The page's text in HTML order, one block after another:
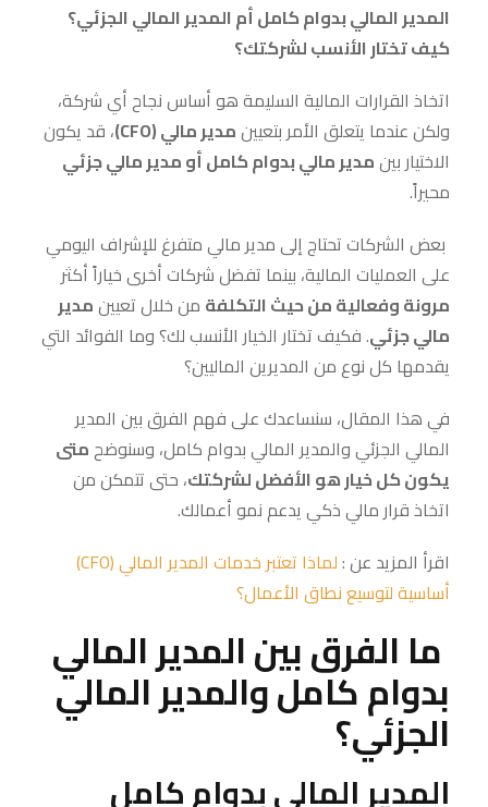
المدير المالي بدوام كامل أم المدير المالي الجزئي؟
كيف تختار الأنسب لشركتك؟
اتخاذ القرارات المالية السليمة هو أساس نجاح أي شركة،
ولكن عندما يتعلق الأمر بتعيينمدير مالي (CFO)
، قد يكون
الاختيار بينمدير مالي بدوام كامل أو مدير مالي جزئي
محيراً.
بعض الشركات تحتاج إلى مدير مالي متفرغ للإشراف اليومي
على العمليات المالية، بينما تفضل شركات أخرى خياراً أكثر
مرونة وفعالية من حيث التكلفة من خلال تعيينمدير
مالي جزئي. فكيف تختار الخيار الأنسب لك؟ وما الفوائد التي
يقدمها كل نوع من المديرين الماليين؟
في هذا المقال، سنساعدك على فهم الفرق بين المدير
المالي الجزئي والمدير المالي بدوام كامل، وسنوضحمتى
يكون كل خيار هو الأفضل لشركتك، حتى تتمكن من
اتخاذ قرار مالي ذكي يدعم نمو أعمالك.
اقرأ المزيد عن :
لماذا تعتبر خدمات المدير المالي (CFO)
أساسية لتوسيع نطاق الأعمال؟
ما الفرق بين المدير المالي
بدوام كامل والمدير المالي
الجزئي؟
المدير المالي بدوام كامل